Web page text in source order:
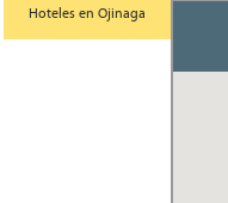
Hoteles en Ojinaga